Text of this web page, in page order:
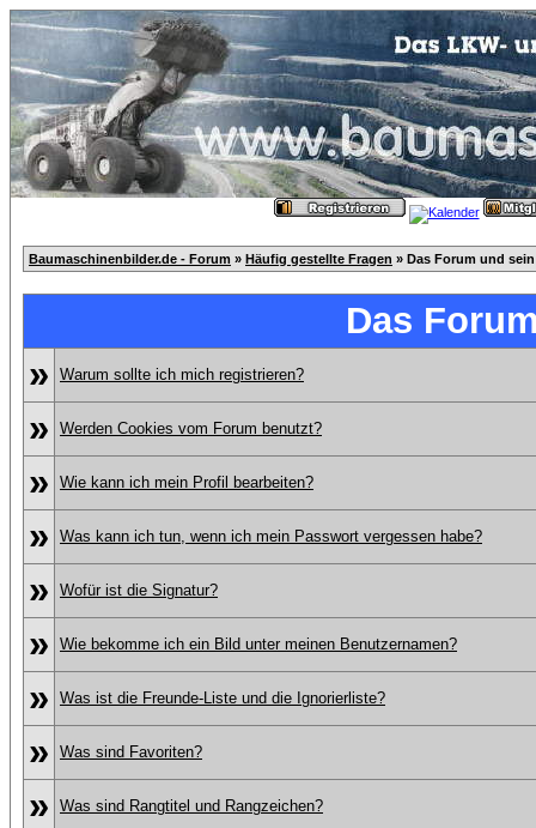
Baumaschinenbilder.de - Forum » Häufig gestellte Fragen » Das Forum und
Das
»
Warum sollte ich mich registrieren?
» Werden Cookies vom Forum benutzt?
» Wie kann ich mein Profil bearbeiten?
» Was kann ich tun, wenn ich mein Passwort vergessen habe?
» Wofür ist die Signatur?
» Wie bekomme ich ein Bild unter meinen Benutzernamen?
» Was ist die Freunde-Liste und die Ignorierliste?
» Was sind Favoriten?
» Was sind Rangtitel und Rangzeichen?